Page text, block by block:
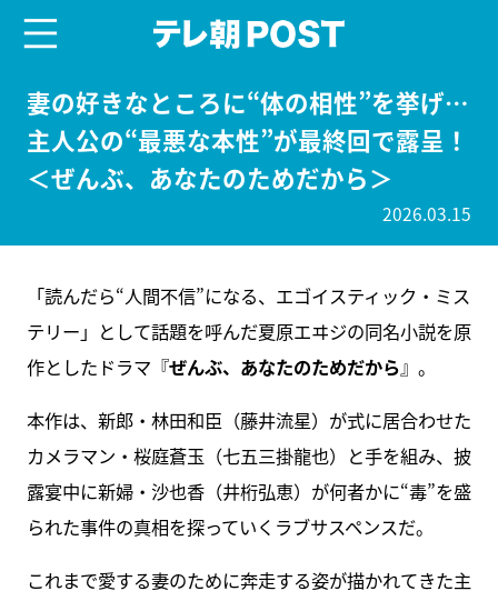
妻の好きなところに“体の相性”を挙げ…
主人公の“最悪な本性”が最終回で露呈！
＜ぜんぶ、あなたのためだから＞
2026.03.15
「読んだら“人間不信”になる、エゴイスティック・ミス
テリー」として話題を呼んだ夏原エヰジの同名小説を原
作としたドラマ『ぜんぶ、あなたのためだから』。
本作は、新郎・林田和臣（藤井流星）が式に居合わせた
カメラマン・桜庭蒼玉（七五三掛龍也）と手を組み、披
露宴中に新婦・沙也香（井桁弘恵）が何者かに“毒”を盛
られた事件の真相を探っていくラブサスペンスだ。
これまで愛する妻のために奔走する姿が描かれてきた主